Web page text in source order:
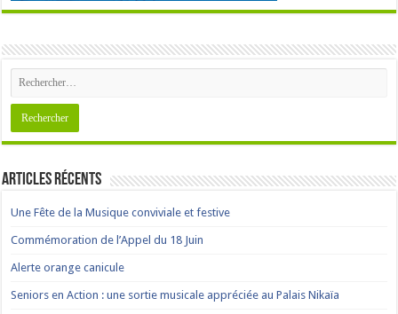
Articles récents
Une Fête de la Musique conviviale et festive
Commémoration de l’Appel du 18 Juin
Alerte orange canicule
Seniors en Action : une sortie musicale appréciée au Palais Nikaïa